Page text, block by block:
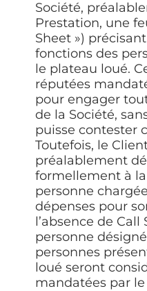
Société,
Prestation, une
Sheet»)
fonctions des
le plateau loué.
réputées
pour engager
de la Société,
puisse contester
Toutefois, le
préalablement
formellement à
personne
dépenses pour
l’absence de Call
personne
personnes
loué seront
mandatées par